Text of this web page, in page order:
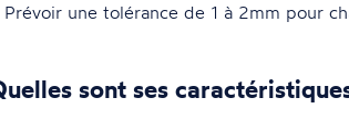
Prévoir une tolérance de 1 à 2mm pour
sont ses